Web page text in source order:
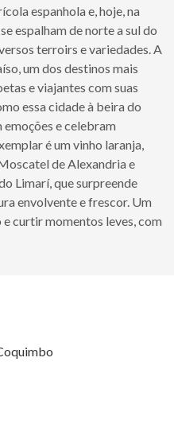
espanhola e, hoje, na
espalham de norte a sul do
terroirs e variedades. A
um dos destinos mais
e viajantes com suas
essa cidade à beira do
e celebram
é um vinho laranja,
de Alexandria e
Limarí, que surpreende
envolvente e frescor. Um
curtir momentos leves, com